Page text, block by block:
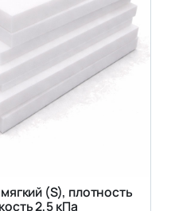
(S), плотность
2,5 кПа